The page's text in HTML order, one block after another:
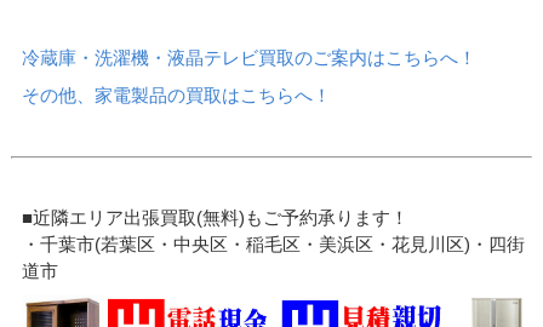
冷蔵庫・洗濯機・液晶テレビ買取のご案内はこちらへ！
その他、家電製品の買取はこちらへ！
■近隣エリア出張買取(無料)もご予約承ります！
・千葉市(若葉区・中央区・稲毛区・美浜区・花見川区)・四街
道市